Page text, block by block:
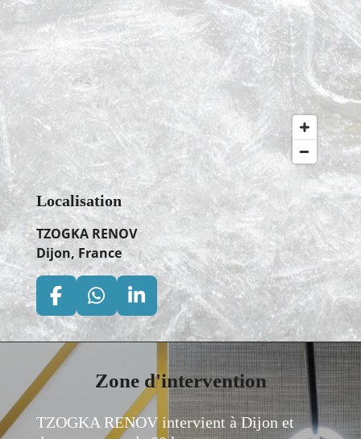
Localisation
TZOGKA RENOV
Dijon, France
F
a
c
e
b
o
W
h
a
s
p
L
i
n
e
d
I
Zone d'intervention
TZOGKA RENOV intervient à Dijon et